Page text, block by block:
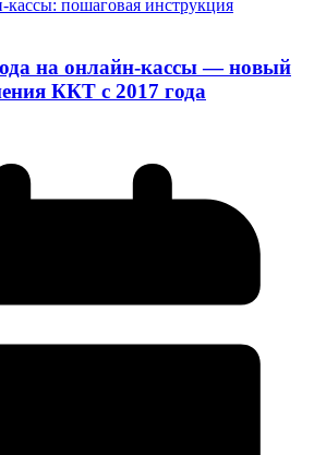
на онлайн-кассы — новый
ККТ с 2017 года